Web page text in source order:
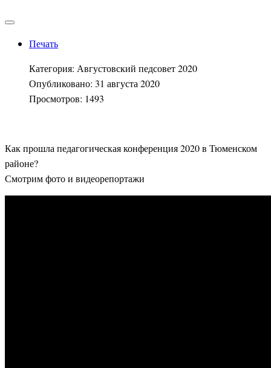
Печать
Категория: Августовский педсовет 2020
Опубликовано: 31 августа 2020
Просмотров: 1493
Как прошла педагогическая конференция 2020 в Тюменском
районе?
Смотрим фото и видеорепортажи